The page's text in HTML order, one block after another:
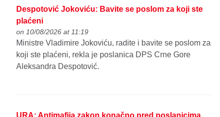
Despotović Jokoviću: Bavite se poslom za koji ste
plaćeni
on 10/08/2026 at 11:19
Ministre Vladimire Jokoviću, radite i bavite se poslom za
koji ste plaćeni, rekla je poslanica DPS Crne Gore
Aleksandra Despotović.